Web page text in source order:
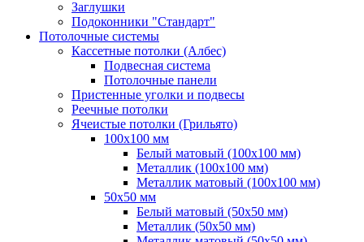
Заглушки
Подоконники "Стандарт"
Потолочные системы
Кассетные потолки (Албес)
Подвесная система
Потолочные панели
Пристенные уголки и подвесы
Реечные потолки
Ячеистые потолки (Грильято)
100х100 мм
Белый матовый (100х100 мм)
Металлик (100х100 мм)
Металлик матовый (100х100 мм)
50х50 мм
Белый матовый (50х50 мм)
Металлик (50х50 мм)